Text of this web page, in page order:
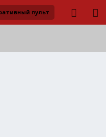
пульт